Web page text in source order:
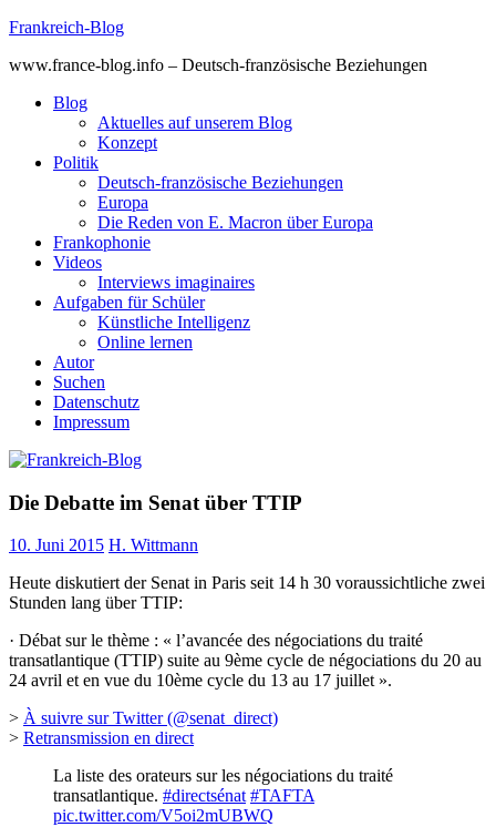
Skip
content
Frankreich-Blog
www.france-blog.info – Deutsch-französische Beziehungen
Blog
Aktuelles auf unserem Blog
Konzept
Politik
Deutsch-französische Beziehungen
Europa
Die Reden von E. Macron über Europa
Frankophonie
Videos
Interviews imaginaires
Aufgaben für Schüler
Künstliche Intelligenz
Online lernen
Autor
Suchen
Datenschutz
Impressum
Die Debatte im Senat über TTIP
10. Juni 2015 H. Wittmann
Heute diskutiert der Senat in Paris seit 14 h 30 voraussichtliche zwei
Stunden lang über TTIP:
· Débat sur le thème : « l’avancée des négociations du traité
transatlantique (TTIP) suite au 9ème cycle de négociations du 20 au
24 avril et en vue du 10ème cycle du 13 au 17 juillet ».
> À suivre sur Twitter (@senat_direct)
> Retransmission en direct
La liste des orateurs sur les négociations du traité
transatlantique. #directsénat #TAFTA
pic.twitter.com/V5oi2mUBWQ